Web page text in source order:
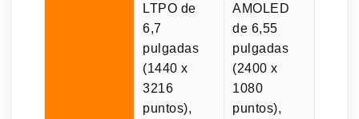
LTPO de
6,7
pulgadas
(1440 x
3216
puntos),
AMOLED
de 6,55
pulgadas
(2400 x
1080
puntos),